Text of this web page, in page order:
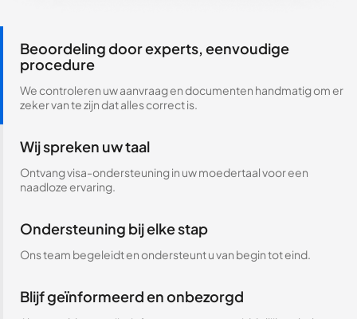
Beoordeling door experts, eenvoudige
procedure
We controleren uw aanvraag en documenten handmatig om er
zeker van te zijn dat alles correct is.
Wij spreken uw taal
Ontvang visa-ondersteuning in uw moedertaal voor een
naadloze ervaring.
Ondersteuning bij elke stap
Ons team begeleidt en ondersteunt u van begin tot eind.
Blijf geïnformeerd en onbezorgd